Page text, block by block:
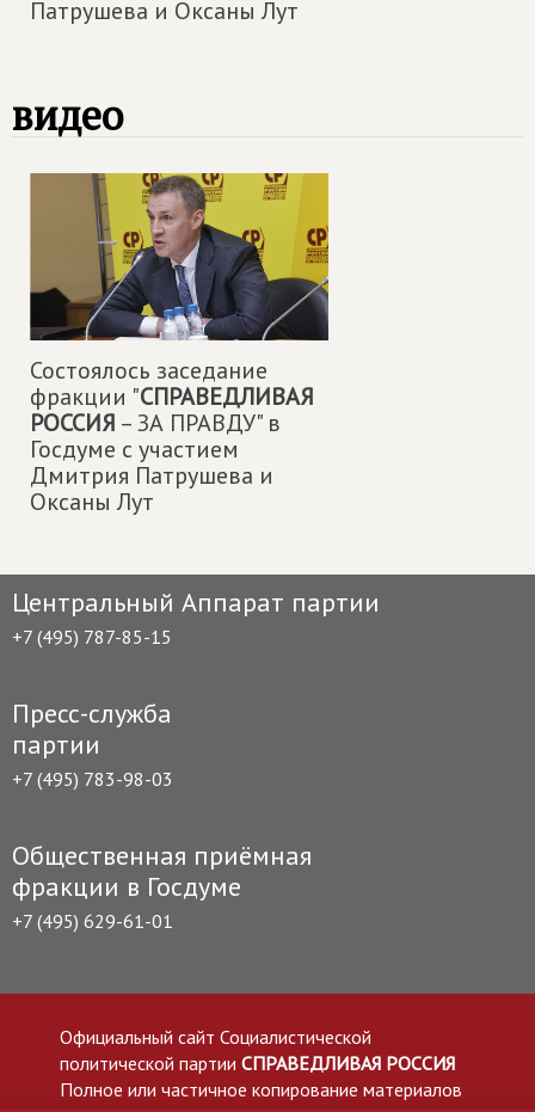
Патрушева и Оксаны Лут
видео
Состоялось заседание
фракции "СПРАВЕДЛИВАЯ
РОССИЯ – ЗА ПРАВДУ" в
Госдуме с участием
Дмитрия Патрушева и
Оксаны Лут
Центральный Аппарат партии
+7 (495) 787-85-15
Пресс-служба
партии
+7 (495) 783-98-03
Общественная приёмная
фракции в Госдуме
+7 (495) 629-61-01
Официальный сайт Социалистической
политической партии СПРАВЕДЛИВАЯ РОССИЯ
Полное или частичное копирование материалов